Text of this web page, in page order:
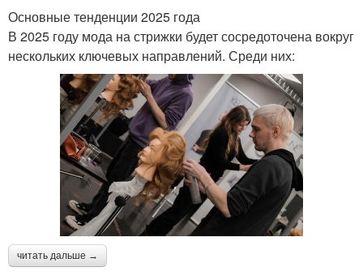
Основные тенденции 2025 года
В 2025 году мода на стрижки будет сосредоточена вокруг
нескольких ключевых направлений. Среди них:
читать дальше →